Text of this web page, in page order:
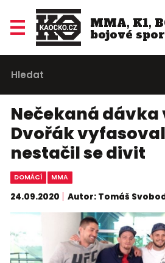
MMA, K1,
bojové
Nečekaná dávka
Dvořák
nestačil se divit
DOMÁCÍ MMA
24.09.2020 Autor: Tomáš